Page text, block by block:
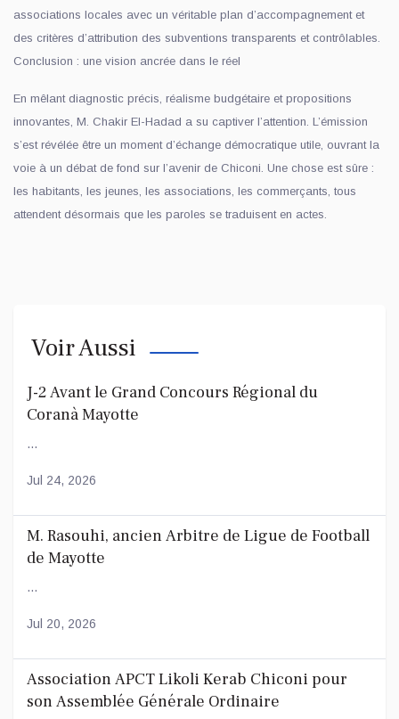
associations locales avec un véritable plan d’accompagnement et
des critères d’attribution des subventions transparents et contrôlables.
Conclusion : une vision ancrée dans le réel
En mêlant diagnostic précis, réalisme budgétaire et propositions
innovantes, M. Chakir El-Hadad a su captiver l’attention. L’émission
s’est révélée être un moment d’échange démocratique utile, ouvrant la
voie à un débat de fond sur l’avenir de Chiconi. Une chose est sûre :
les habitants, les jeunes, les associations, les commerçants, tous
attendent désormais que les paroles se traduisent en actes.
Voir Aussi
J-2 Avant le Grand Concours Régional du
Coranà Mayotte
...
Jul 24, 2026
M. Rasouhi, ancien Arbitre de Ligue de Football
de Mayotte
...
Jul 20, 2026
Association APCT Likoli Kerab Chiconi pour
son Assemblée Générale Ordinaire